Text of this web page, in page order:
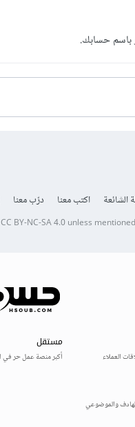
باسم حسابك.
الشائعة اكتب معنا درّب معنا
CC BY-NC-SA 4.0unless